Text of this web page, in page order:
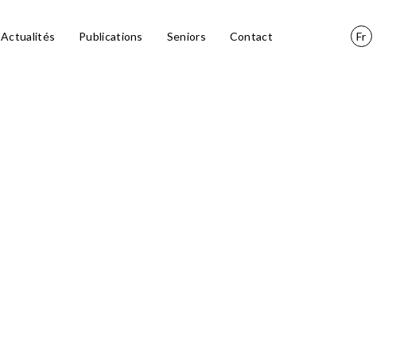
Actualités Publications Seniors Contact Fr